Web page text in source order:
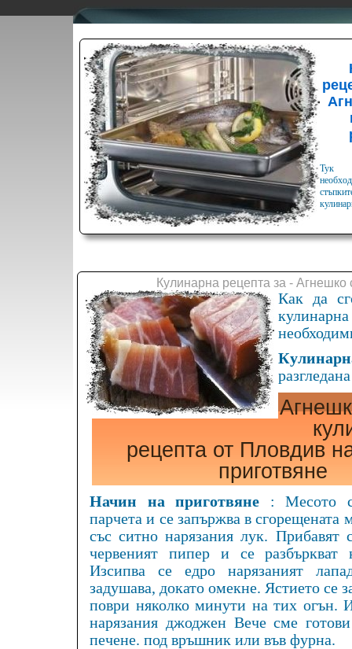
Тук
Кулинарна рецепта за -
Как да
рецепта от Пловдив
приготвяне
Начин на приготвяне : Месото
парчета и се запържва в сгорещената
със ситно нарязания лук. Прибавят
червеният пипер и се разбъркват
Изсипва се едро нарязаният
задушава, докато омекне. Ястието се
поври няколко минути на тих огън.
нарязания джоджен Вече сме
печене. под връшник или във фурна.